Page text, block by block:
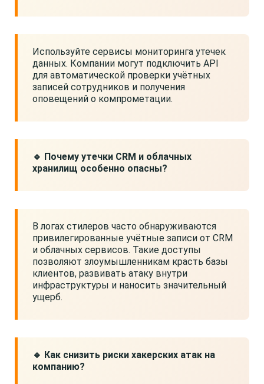
Используйте сервисы мониторинга утечек
данных. Компании могут подключить API
для автоматической проверки учётных
записей сотрудников и получения
оповещений о компрометации.
🔹 Почему утечки CRM и облачных
хранилищ особенно опасны?
В логах стилеров часто обнаруживаются
привилегированные учётные записи от CRM
и облачных сервисов. Такие доступы
позволяют злоумышленникам красть базы
клиентов, развивать атаку внутри
инфраструктуры и наносить значительный
ущерб.
🔹 Как снизить риски хакерских атак на
компанию?